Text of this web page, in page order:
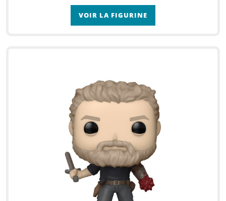
VOIR LA FIGURINE